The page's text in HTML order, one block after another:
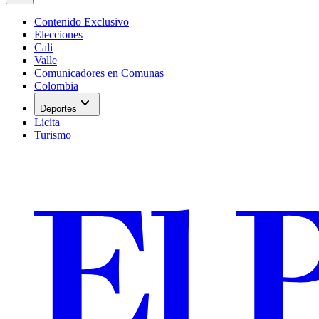
Contenido Exclusivo
Elecciones
Cali
Valle
Comunicadores en Comunas
Colombia
Deportes expand_more
Licita
Turismo